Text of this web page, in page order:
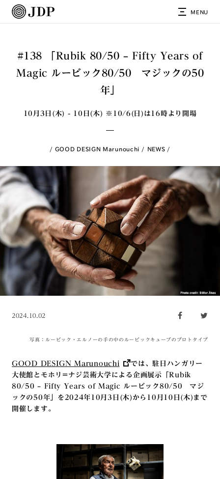
MENU
#138 「Rubik 80/50 – Fifty Years of
Magic ルービック80/50 マジックの50
年」
10月3日(木) - 10日(木) ※10/6(日)は16時より開場
GOOD DESIGN Marunouchi NEWS
2024.10.02
写真：ルービック・エルノーの手の中のルービックキューブのプロトタイプ
GOOD DESIGN Marunouchi
では、駐日ハンガリー
大使館とモホリ=ナジ芸術大学による企画展示「Rubik
80/50 – Fifty Years of Magic ルービック80/50 マジ
ックの50年」を2024年10月3日(木)から10月10日(木)まで
開催します。